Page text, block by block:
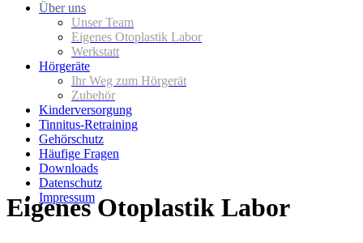
Über uns
Unser Team
Eigenes Otoplastik Labor
Werkstatt
Hörgeräte
Ihr Weg zum Hörgerät
Zubehör
Kinderversorgung
Tinnitus-Retraining
Gehörschutz
Häufige Fragen
Downloads
Datenschutz
Impressum
Eigenes Otoplastik Labor